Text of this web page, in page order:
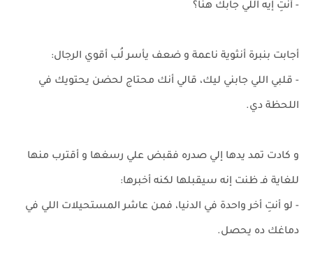
- أنتِ إيه اللي جابك هنا؟
أجابت بنبرة أنثوية ناعمة و ضعف يأسر لُب أقوي الرجال:
- قلبي اللي جابني ليك، قالي أنك محتاج لحضن يحتويك في
اللحظة دي.
و كادت تمد يدها إلي صدره فقبض علي رسغها و أقترب منها
للغاية فـ ظنت إنه سيقبلها لكنه أخبرها:
- لو أنتِ أخر واحدة في الدنيا، فمن عاشر المستحيلات اللي في
دماغك ده يحصل.